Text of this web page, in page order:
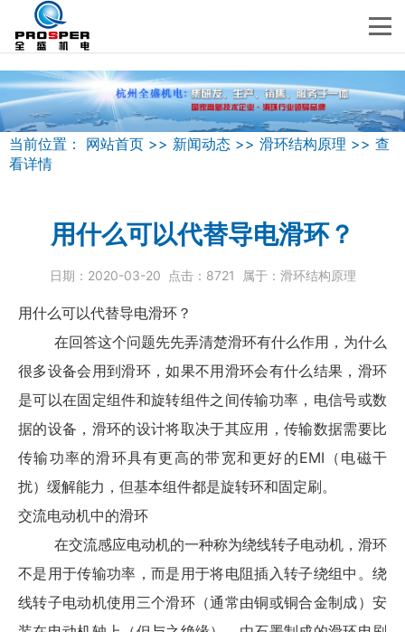
当前位置： 网站首页 >> 新闻动态 >> 滑环结构原理 >> 查
看详情
用什么可以代替导电滑环？
日期： 2020-03-20 点击： 8721 属于： 滑环结构原理
用什么可以代替导电滑环？
在回答这个问题先先弄清楚滑环有什么作用，为什么
很多设备会用到滑环，如果不用滑环会有什么结果， 滑环
是可以在固定组件和旋转组件之间传输功率，电信号或数
据的设备，滑环的设计将取决于其应用，传输数据需要比
传输功率的滑环具有更高的带宽和更好的EMI（电磁干
扰）缓解能力，但基本组件都是旋转环和固定刷。
交流电动机中的滑环
在交流感应电动机的一种称为绕线转子电动机，滑环
不是用于传输功率，而是用于将电阻插入转子绕组中。绕
线转子电动机使用三个滑环（通常由铜或铜合金制成）安